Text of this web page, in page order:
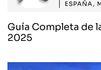
ESPAÑA ,
Guía Completa de
2025